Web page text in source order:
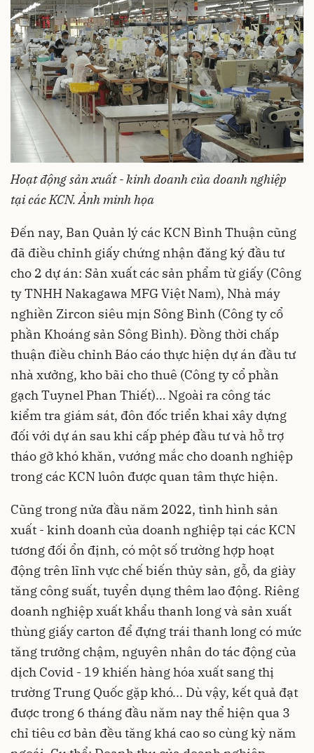
Hoạt động sản xuất - kinh doanh của doanh nghiệp
tại các KCN. Ảnh minh họa
Đến nay, Ban Quản lý các KCN Bình Thuận cũng
đã điều chỉnh giấy chứng nhận đăng ký đầu tư
cho 2 dự án: Sản xuất các sản phẩm từ giấy (Công
ty TNHH Nakagawa MFG Việt Nam), Nhà máy
nghiền Zircon siêu mịn Sông Bình (Công ty cổ
phần Khoáng sản Sông Bình). Đồng thời chấp
thuận điều chỉnh Báo cáo thực hiện dự án đầu tư
nhà xưởng, kho bãi cho thuê (Công ty cổ phần
gạch Tuynel Phan Thiết)… Ngoài ra công tác
kiểm tra giám sát, đôn đốc triển khai xây dựng
đối với dự án sau khi cấp phép đầu tư và hỗ trợ
tháo gỡ khó khăn, vướng mắc cho doanh nghiệp
trong các KCN luôn được quan tâm thực hiện.
Cũng trong nửa đầu năm 2022, tình hình sản
xuất - kinh doanh của doanh nghiệp tại các KCN
tương đối ổn định, có một số trường hợp hoạt
động trên lĩnh vực chế biến thủy sản, gỗ, da giày
tăng công suất, tuyển dụng thêm lao động. Riêng
doanh nghiệp xuất khẩu thanh long và sản xuất
thùng giấy carton để đựng trái thanh long có mức
tăng trưởng chậm, nguyên nhân do tác động của
dịch Covid - 19 khiến hàng hóa xuất sang thị
trường Trung Quốc gặp khó... Dù vậy, kết quả đạt
được trong 6 tháng đầu năm nay thể hiện qua 3
chỉ tiêu cơ bản đều tăng khá cao so cùng kỳ năm